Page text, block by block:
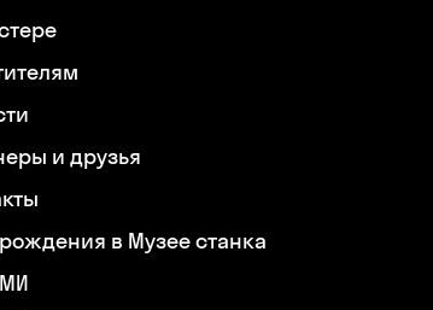
и друзья
в Музее станка